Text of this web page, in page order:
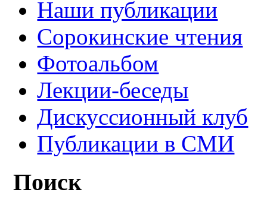
Наши публикации
Сорокинские чтения
Фотоальбом
Лекции-беседы
Дискуссионный клуб
Публикации в СМИ
Поиск